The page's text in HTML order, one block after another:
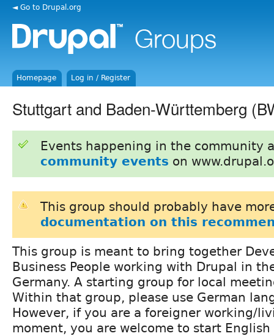
◄ Go to Drupal.org
Homepage Log in / Register
Stuttgart and Baden-Württemberg
Events happening in the community
community events on
This group should probably have
documentation on this
This group is meant to bring together
Business People working with Drupal in
Germany. A starting group for local
Within that group, please use German
However, if you are a foreigner working/
moment, you are welcome to start